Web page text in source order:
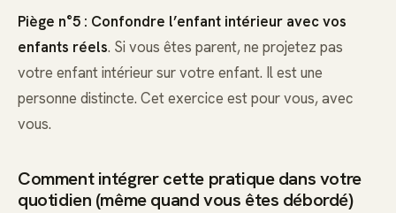
Piège n°5 : Confondre l’enfant intérieur avec vos
enfants réels. Si vous êtes parent, ne projetez pas
votre enfant intérieur sur votre enfant. Il est une
personne distincte. Cet exercice est pour vous, avec
vous.
Comment intégrer cette pratique dans votre
quotidien (même quand vous êtes débordé)